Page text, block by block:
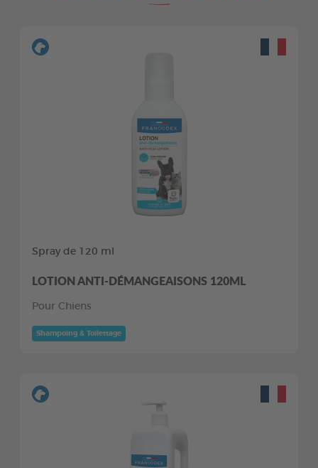
Spray de 120 ml
LOTION ANTI-DÉMANGEAISONS 120ML
Pour Chiens
Shampoing & Toilettage